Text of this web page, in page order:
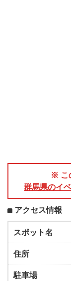
※ こ
群馬県のイ
アクセス情報
スポット名
住所
駐車場